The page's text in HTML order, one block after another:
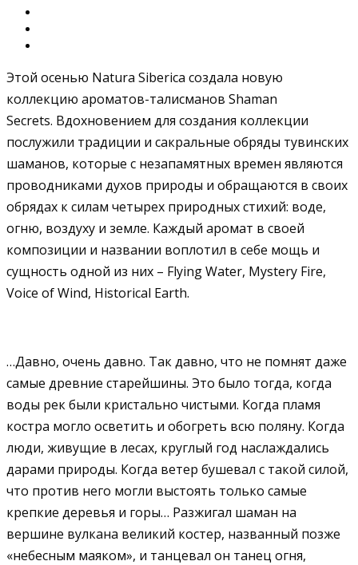
Этой осенью Natura Siberica создала новую
коллекцию ароматов-талисманов Shaman
Secrets. Вдохновением для создания коллекции
послужили традиции и сакральные обряды тувинских
шаманов, которые с незапамятных времен являются
проводниками духов природы и обращаются в своих
обрядах к силам четырех природных стихий: воде,
огню, воздуху и земле. Каждый аромат в своей
композиции и названии воплотил в себе мощь и
сущность одной из них – Flying Water, Mystery Fire,
Voice of Wind, Historical Earth.
…Давно, очень давно. Так давно, что не помнят даже
самые древние старейшины. Это было тогда, когда
воды рек были кристально чистыми. Когда пламя
костра могло осветить и обогреть всю поляну. Когда
люди, живущие в лесах, круглый год наслаждались
дарами природы. Когда ветер бушевал с такой силой,
что против него могли выстоять только самые
крепкие деревья и горы… Разжигал шаман на
вершине вулкана великий костер, названный позже
«небесным маяком», и танцевал он танец огня,